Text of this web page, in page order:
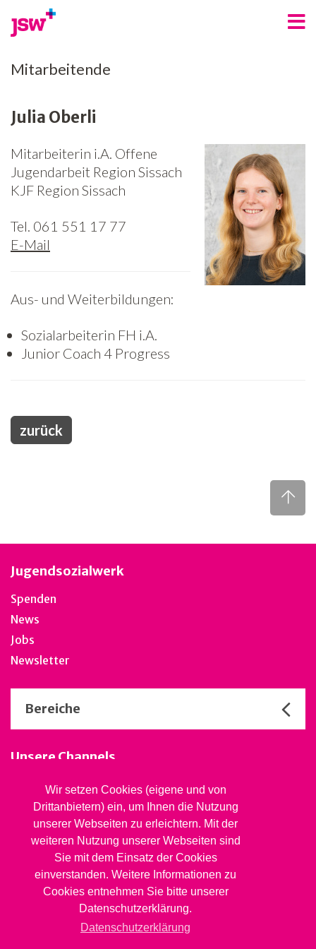
Wir setzen Cookies (eigene und von
Drittanbietern) ein, um Ihnen die Nutzung
unserer Webseiten zu erleichtern. Mit der
weiteren Nutzung unserer Webseiten sind
Sie mit dem Einsatz der Cookies
einverstanden. Weitere Informationen zu
Cookies entnehmen Sie bitte unserer
Datenschutzerklärung.
Datenschutzerklärung
Angebote
Über uns
Spenden
Freiwilligenarbeit
Kontakt
Jobs
Mitarbeitende
Julia Oberli
Mitarbeiterin i.A. Offene
Jugendarbeit Region Sissach
KJF Region Sissach
Tel. 061 551 17 77
E-Mail
Aus- und Weiterbildungen:
Sozialarbeiterin FH i.A.
Junior Coach 4 Progress
zurück
Jugendsozialwerk
Spenden
News
Jobs
Newsletter
Bereiche
Unsere Channels
Stiftung Jugendsozialwerk
Blaues Kreuz BL
Rheinstrasse 20, 4410 Liestal
061 827 99 81
info@jsw.swiss